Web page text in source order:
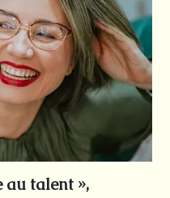
au talent »,